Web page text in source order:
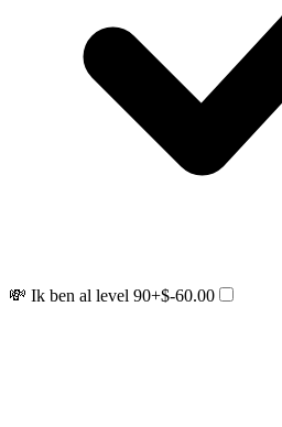
💸 Ik ben al level 90+$-60.00